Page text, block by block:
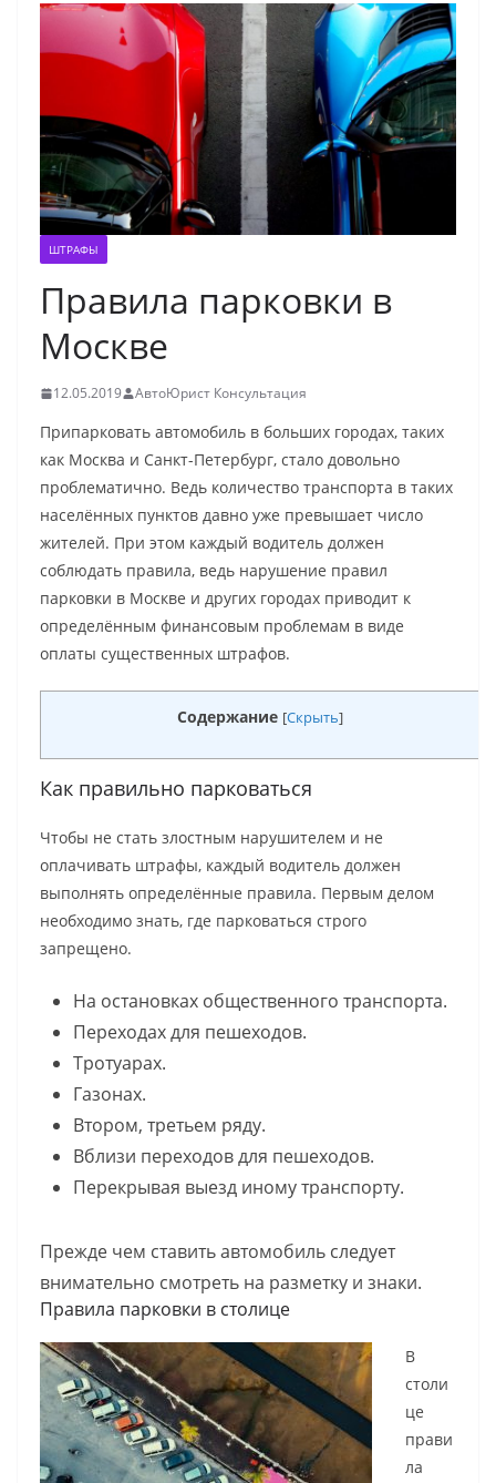
ШТРАФЫ
Правила парковки в
Москве
12.05.2019 АвтоЮрист Консультация
Припарковать автомобиль в больших городах, таких
как Москва и Санкт-Петербург, стало довольно
проблематично. Ведь количество транспорта в таких
населённых пунктов давно уже превышает число
жителей. При этом каждый водитель должен
соблюдать правила, ведь нарушение правил
парковки в Москве и других городах приводит к
определённым финансовым проблемам в виде
оплаты существенных штрафов.
Содержание [Скрыть]
Как правильно парковаться
Чтобы не стать злостным нарушителем и не
оплачивать штрафы, каждый водитель должен
выполнять определённые правила. Первым делом
необходимо знать, где парковаться строго
запрещено.
На остановках общественного транспорта.
Переходах для пешеходов.
Тротуарах.
Газонах.
Втором, третьем ряду.
Вблизи переходов для пешеходов.
Перекрывая выезд иному транспорту.
Прежде чем ставить автомобиль следует
внимательно смотреть на разметку и знаки.
Правила парковки в столице
В
столи
це
прави
ла